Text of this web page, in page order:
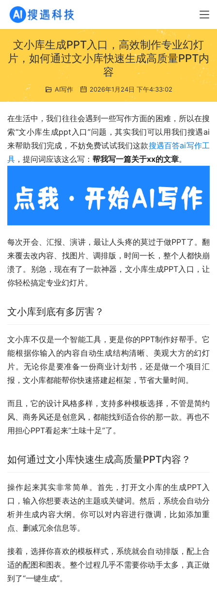
文小库生成PPT入口，高效制作专业幻灯
片，如何通过文小库快速生成高质量PPT内
容
AI写作 2026年1月24日 下午4:33:02
在生活中，我们往往会遇到一些写作方面的困难，所以在搜
索“文小库生成ppt入口”问题，其实我们可以用我们搜遇ai
来帮助我们完成，不妨免费试试我们这款搜遇百答ai写作工
具 ，提问词应该这么写： 帮我写一篇关于xx的文章。
每次开会、汇报、演讲，最让人头疼的莫过于做PPT了。翻
来覆去改内容、找图片、调排版，时间一长，整个人都快崩
溃了。别急，现在有了一款神器，文小库生成PPT入口，让
你轻松搞定专业幻灯片。
文小库到底有多厉害？
文小库不仅是一个智能工具，更是你的PPT制作好帮手。它
能根据你输入的内容自动生成结构清晰、美观大方的幻灯
片。无论你是要准备一份商业计划书，还是做一个项目汇
报，文小库都能帮你快速搭建起框架，节省大量时间。
而且，它的设计风格多样，支持多种模板选择，不管是简约
风、商务风还是创意风，都能找到适合你的那一款。再也不
用担心PPT看起来“土味十足”了。
如何通过文小库快速生成高质量PPT内容？
操作起来其实非常简单。首先，打开文小库的生成PPT入
口，输入你想要表达的主题或关键词。然后，系统会自动分
析并生成内容大纲。你可以对内容进行微调，比如添加重
点、删减冗余信息等。
接着，选择你喜欢的模板样式，系统就会自动排版，配上合
适的配图和图表。整个过程几乎不需要你动手太多，真正做
到了“一键生成”。